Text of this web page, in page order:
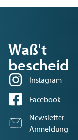
Waß't
bescheid
Instagram
Facebook
Newsletter
Anmeldung